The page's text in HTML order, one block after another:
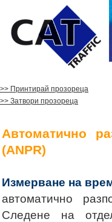
Автоматично
(ANPR)
Измерване на
автоматично
Следене на
>> Принтирай прозореца
>> Затвори прозореца